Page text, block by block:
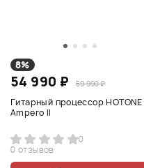
8%
54 990 ₽ 59 990 ₽
Гитарный процессор HOTONE
Ampero II
0
0 отзывов